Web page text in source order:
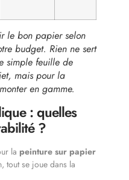
le bon papier selon
budget. Rien ne sert
simple feuille de
mais pour la
en gamme.
: quelles
?
la peinture sur papier
tout se joue dans la